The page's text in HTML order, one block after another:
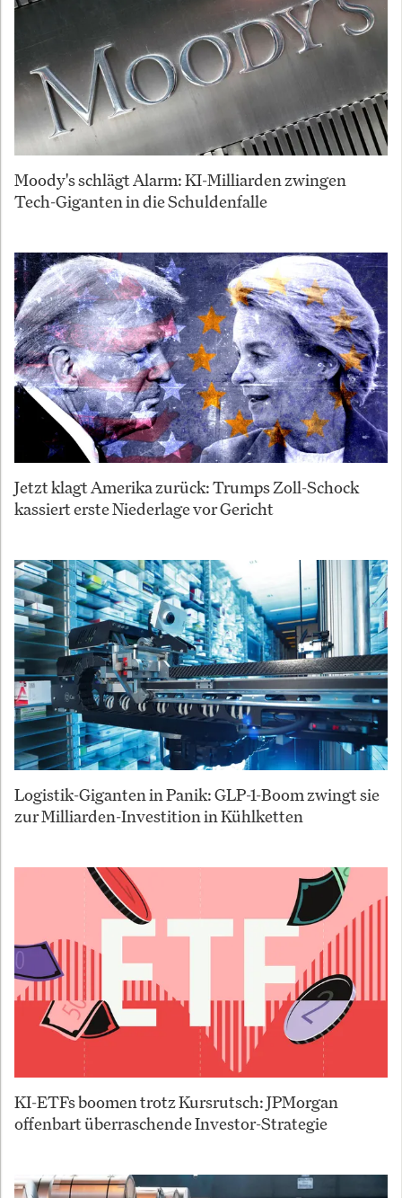
Moody's schlägt Alarm: KI-Milliarden zwingen
Tech-Giganten in die Schuldenfalle
Jetzt klagt Amerika zurück: Trumps Zoll-Schock
kassiert erste Niederlage vor Gericht
Logistik-Giganten in Panik: GLP-1-Boom zwingt sie
zur Milliarden-Investition in Kühlketten
KI-ETFs boomen trotz Kursrutsch: JPMorgan
offenbart überraschende Investor-Strategie